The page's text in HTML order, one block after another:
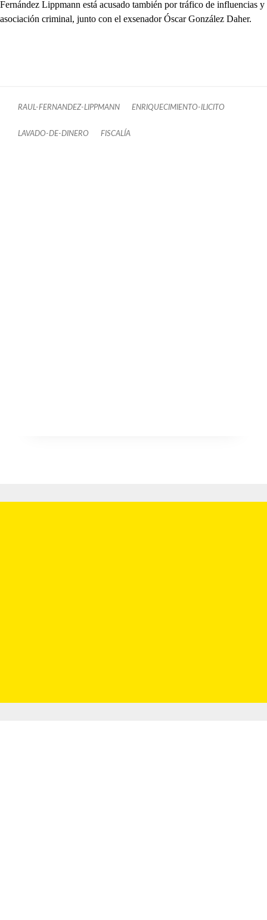
Fernández Lippmann está acusado también por tráfico de influencias y
asociación criminal, junto con el exsenador Óscar González Daher.
RAUL-FERNANDEZ-LIPPMANN ENRIQUECIMIENTO-ILICITO
LAVADO-DE-DINERO FISCALÍA